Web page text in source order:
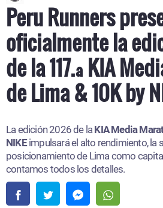
Peru Runners
oficialmente la
de la 117.ª KIA
de Lima & 10K by
La edición 2026 de la KIA Media
NIKEimpulsará el alto rendimiento, la
posicionamiento de Lima como
contamos todos los detalles.